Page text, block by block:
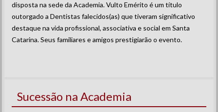
disposta na sede da Academia. Vulto Emérito é um título
outorgado a Dentistas falecidos(as) que tiveram significativo
destaque na vida profissional, associativa e social em Santa
Catarina. Seus familiares e amigos prestigiarão o evento.
Sucessão na Academia